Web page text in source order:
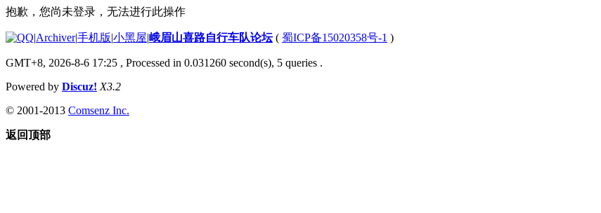
抱歉，您尚未登录，无法进行此操作
|Archiver|手机版|小黑屋|峨眉山喜路自行车队论坛( 蜀ICP备15020358号-1 )
GMT+8, 2026-8-6 17:25 , Processed in 0.031260 second(s), 5 queries .
Powered by Discuz! X3.2
© 2001-2013 Comsenz Inc.
返回顶部